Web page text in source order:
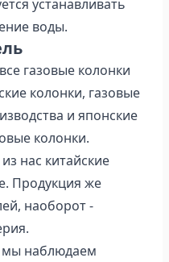
устанавливать
воды.
газовые колонки
колонки, газовые
и японские
колонки.
нас китайские
Продукция же
наоборот -
мы наблюдаем